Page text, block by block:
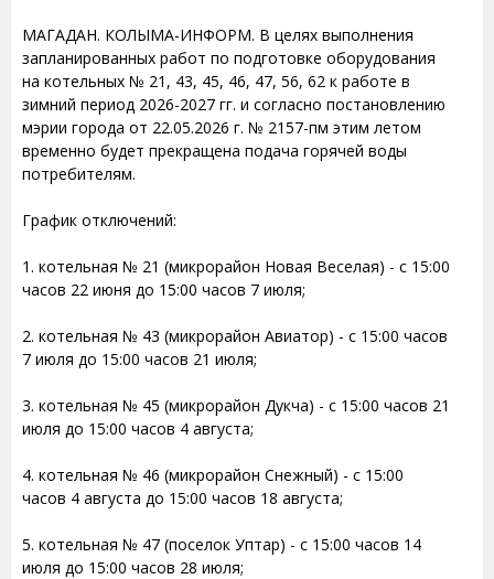
МАГАДАН. КОЛЫМА-ИНФОРМ. В целях выполнения
запланированных работ по подготовке оборудования
на котельных № 21, 43, 45, 46, 47, 56, 62 к работе в
зимний период 2026-2027 гг. и согласно постановлению
мэрии города от 22.05.2026 г. № 2157-пм этим летом
временно будет прекращена подача горячей воды
потребителям.
График отключений:
1. котельная № 21 (микрорайон Новая Веселая) - с 15:00
часов 22 июня до 15:00 часов 7 июля;
2. котельная № 43 (микрорайон Авиатор) - с 15:00 часов
7 июля до 15:00 часов 21 июля;
3. котельная № 45 (микрорайон Дукча) - с 15:00 часов 21
июля до 15:00 часов 4 августа;
4. котельная № 46 (микрорайон Снежный) - с 15:00
часов 4 августа до 15:00 часов 18 августа;
5. котельная № 47 (поселок Уптар) - с 15:00 часов 14
июля до 15:00 часов 28 июля;